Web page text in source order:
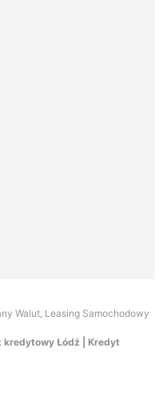
Walut, Leasing Samochodowy
kredytowy Łódź | Kredyt